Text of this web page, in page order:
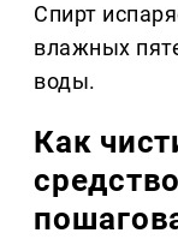
Спирт
влажных
воды.
Как